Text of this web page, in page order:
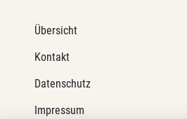
Übersicht
Kontakt
Datenschutz
Impressum